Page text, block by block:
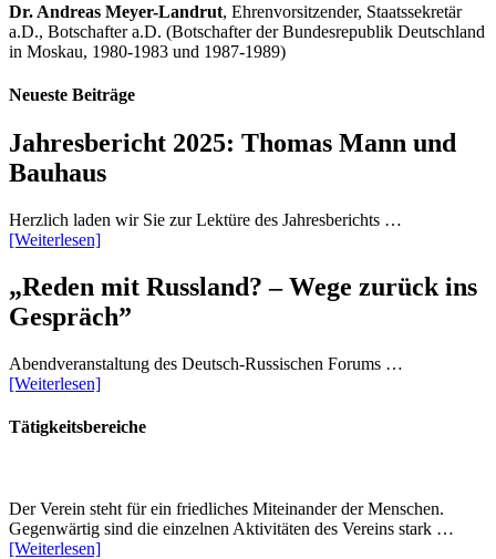
Dr. Andreas Meyer-Landrut, Ehrenvorsitzender, Staatssekretär
a.D., Botschafter a.D. (Botschafter der Bundesrepublik Deutschland
in Moskau, 1980-1983 und 1987-1989)
Neueste Beiträge
Jahresbericht 2025: Thomas Mann und
Bauhaus
Herzlich laden wir Sie zur Lektüre des Jahresberichts …
[Weiterlesen]
„Reden mit Russland? – Wege zurück ins
Gespräch”
Abendveranstaltung des Deutsch-Russischen Forums …
[Weiterlesen]
Tätigkeitsbereiche
Der Verein steht für ein friedliches Miteinander der Menschen.
Gegenwärtig sind die einzelnen Aktivitäten des Vereins stark …
[Weiterlesen]